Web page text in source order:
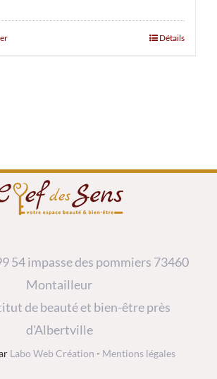
Détails
54 impasse des pommiers 73460
Montailleur
de beauté et bien-être près
d'Albertville
Labo Web Création - Mentions légales